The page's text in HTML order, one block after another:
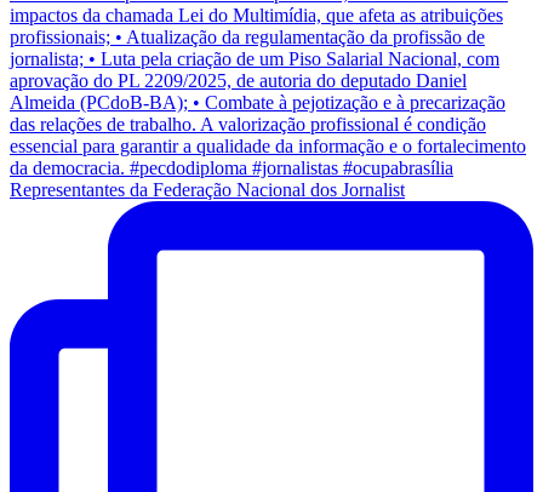
Representantes da Federação Nacional dos Jornalist